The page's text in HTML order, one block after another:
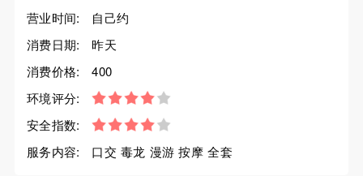
营业时间:
自己约
消费日期:
昨天
消费价格:
400
环境评分:
安全指数:
服务内容:
口交 毒龙 漫游 按摩 全套